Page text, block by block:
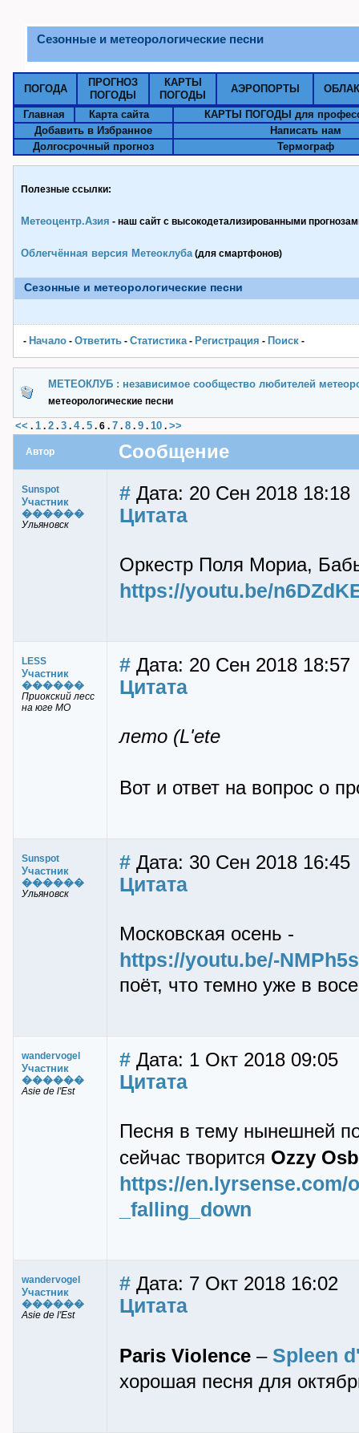
Сезонные и метеорологические песни
ПОГОДА
ПРОГНОЗ
ПОГОДЫ
КАРТЫ
ПОГОДЫ
АЭРОПОРТЫ
Главная Карта сайта
КАРТЫ ПОГОДЫ для
Добавить в Избранное
Написать нам
Долгосрочный прогноз
Термограф
Полезные ссылки:
Метеоцентр.Азия - наш сайт с высокодетализированными
Облегчённая версия Метеоклуба(для смартфонов)
Сезонные и метеорологические песни
- Начало - Ответить - Статистика- Pегистрация - Поиск -
МЕТЕОКЛУБ : независимое сообщество любителей
метеорологические песни
<< . 1 . 2 . 3 . 4. 5 . 6 . 7 . 8 . 9 . 10 . >>
Автор Сообщение
Sunspot
Участник
������
Ульяновск
# Дата: 20 Сен 2018 18:18
Цитата
Оркестр Поля Мориа,
https://youtu.be/
LESS
Участник
������
Приокский лесс
на юге МО
# Дата: 20 Сен 2018 18:57
Цитата
лето (L'ete
Вот и ответ на вопрос о
Sunspot
Участник
������
Ульяновск
# Дата: 30 Сен 2018 16:45
Цитата
Московская осень -
https://youtu.be/-
поёт, что темно уже в
wandervogel
Участник
������
Asie de l'Est
# Дата: 1 Окт 2018 09:05
Цитата
Песня в тему нынешней
сейчас твоpится Ozzy
https://en.lyrsense.com/
_falling_down
wandervogel
Участник
������
Asie de l'Est
# Дата: 7 Окт 2018 16:02
Цитата
Paris Violence – Spleen
хоpошая песня для